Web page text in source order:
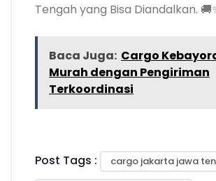
Tengah yang Bisa Diandalkan.
Baca Juga: Cargo
Murah dengan Pengiriman
Terkoordinasi
Post Tags : cargo jakarta jawa